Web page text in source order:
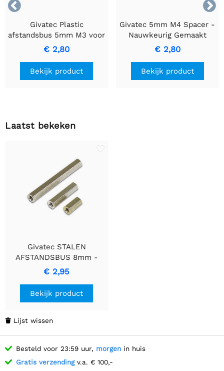


Givatec Plastic
afstandsbus 5mm M3 voor
elektronische en
mechanische stabiliteit
€ 2,80
Bekijk product
Givatec 5mm M4 Spacer -
Nauwkeurig Gemaakt
Duurzaam Plastic
€ 2,80
Bekijk product
Laatst bekeken
Givatec STALEN
AFSTANDSBUS 8mm -
M2.5 Roestvrijstalen
Spacer
€ 2,95
Bekijk product
 Lijst wissen
Besteld voor 23:59 uur, morgen in huis
Gratis verzendingv.a. € 100,-